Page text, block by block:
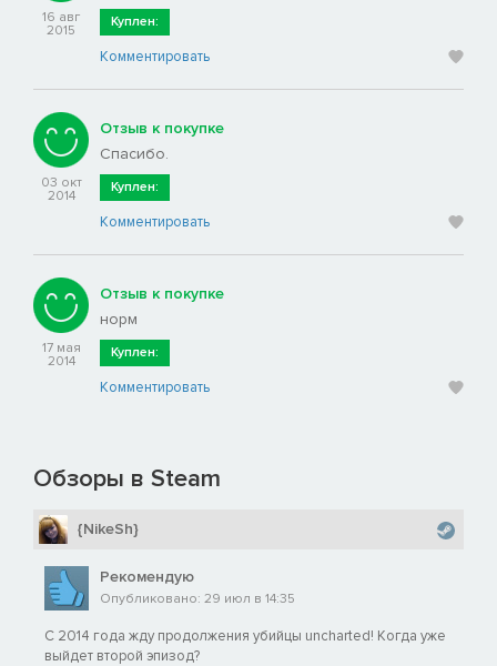
16 авг
2015
Куплен:
Комментировать
03 окт
2014
Отзыв к покупке
Спасибо.
Куплен:
Комментировать
17 мая
2014
Отзыв к покупке
норм
Куплен:
Комментировать
Обзоры в Steam
{NikeSh}
Рекомендую
Опубликовано: 29 июл в 14:35
С 2014 года жду продолжения убийцы uncharted! Когда уже
выйдет второй эпизод?